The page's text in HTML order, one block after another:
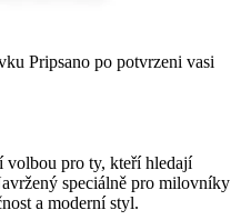
Pripsano po potvrzeni vasi
volbou pro ty, kteří hledají
speciálně pro milovníky
a moderní styl.